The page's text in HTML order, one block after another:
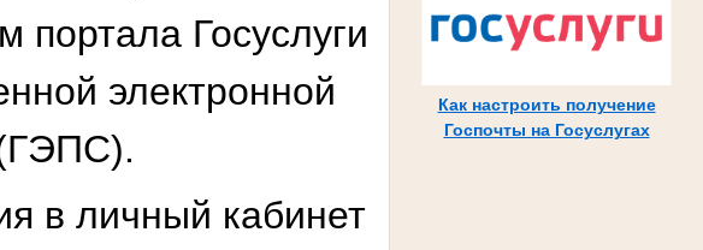
Как настроить получение
Госпочты на Госуслугах
портала Госуслуги
электронной
в личный кабинет